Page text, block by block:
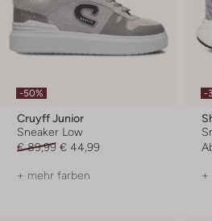
-50%
Cruyff Junior
Sneaker Low
€ 89,99 € 44,99
+ mehr farben
-
+